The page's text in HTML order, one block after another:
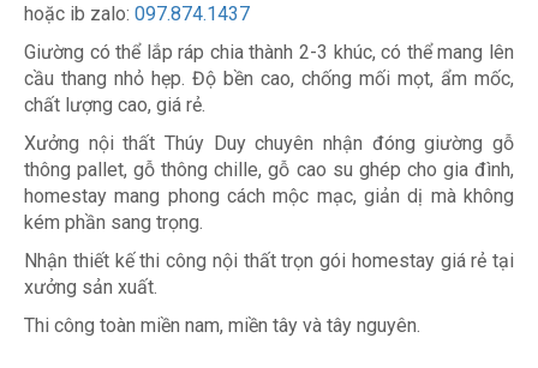
hoặc ib zalo: 097.874.1437
Giường có thể lắp ráp chia thành 2-3 khúc, có thể mang lên
cầu thang nhỏ hẹp. Độ bền cao, chống mối mọt, ẩm mốc,
chất lượng cao, giá rẻ.
Xưởng nội thất Thúy Duy chuyên nhận đóng giường gỗ
thông pallet, gỗ thông chille, gỗ cao su ghép cho gia đình,
homestay mang phong cách mộc mạc, giản dị mà không
kém phần sang trọng.
Nhận thiết kế thi công nội thất trọn gói homestay giá rẻ tại
xưởng sản xuất.
Thi công toàn miền nam, miền tây và tây nguyên.